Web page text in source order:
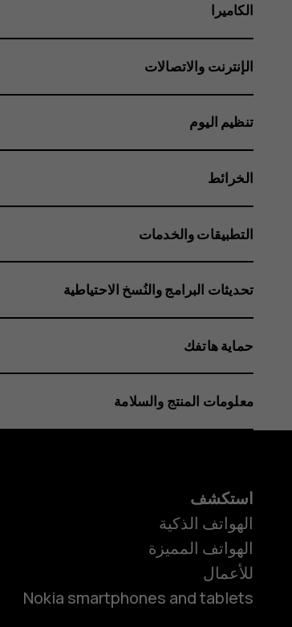
الكاميرا
الإنترنت والاتصالات
تنظيم اليوم
الخرائط
التطبيقات والخدمات
تحديثات البرامج والنُسخ الاحتياطية
حماية هاتفك
معلومات المنتج والسلامة
استكشف
الهواتف الذكية
الهواتف المميزة
للأعمال
Nokia smartphones and tablets